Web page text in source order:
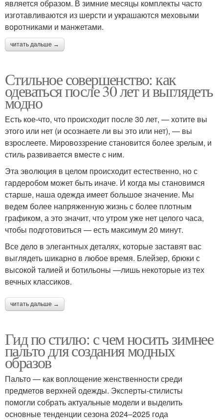
является образом. В зимние месяцы комплекты часто
изготавливаются из шерсти и украшаются меховыми
воротниками и манжетами.
читать дальше →
Стильное совершенство: как
одеваться после 30 лет и выглядеть
модно
Есть кое-что, что происходит после 30 лет, — хотите вы
этого или нет (и осознаете ли вы это или нет), — вы
взрослеете. Мировоззрение становится более зрелым, и
стиль развивается вместе с ним.
Эта эволюция в целом происходит естественно, но с
гардеробом может быть иначе. И когда мы становимся
старше, наша одежда имеет большое значение. Мы
ведем более напряженную жизнь с более плотным
графиком, а это значит, что утром уже нет целого часа,
чтобы подготовиться — есть максимум 20 минут.
Все дело в элегантных деталях, которые заставят вас
выглядеть шикарно в любое время. Блейзер, брюки с
высокой талией и ботильоны —лишь некоторые из тех
вечных классиков.
читать дальше →
Гид по стилю: с чем носить зимнее
пальто для создания модных
образов
Пальто — как воплощение женственности среди
предметов верхней одежды. Эксперты-стилисты
помогли собрать актуальные модели и выделить
основные тенденции сезона 2024–2025 года